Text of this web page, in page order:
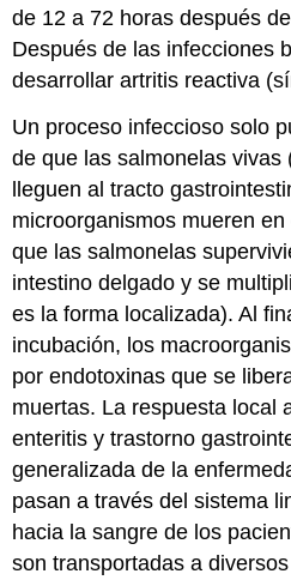
de 12 a 72 horas después
Después de las infecciones
desarrollar artritis reactiva
Un proceso infeccioso solo
de que las salmonelas vivas
lleguen al tracto
microorganismos mueren
que las salmonelas
intestino delgado y se
es la forma localizada). Al
incubación, los
por endotoxinas que se
muertas. La respuesta local
enteritis y trastorno
generalizada de la
pasan a través del sistema
hacia la sangre de los
son transportadas a